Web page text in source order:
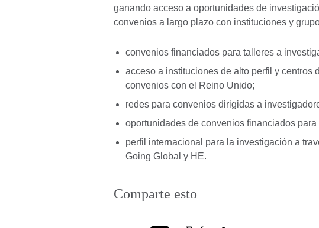
ganando acceso a oportunidades de
convenios a largo plazo con instituciones y
convenios financiados para talleres a
acceso a instituciones de alto perfil y centros
convenios con el Reino Unido;
redes para convenios dirigidas a
oportunidades de convenios financiados
perfil internacional para la investigación a
Going Global y HE.
Comparte esto